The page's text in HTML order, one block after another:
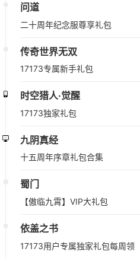
08/11周二
公测
新版本更新
问道
二十周年纪念服尊享礼包
传奇世界无双
17173专属新手礼包
时空猎人·觉醒
17173独家礼包
九阴真经
十五周年序章礼包合集
蜀门
【傲临九霄】VIP大礼包
依盖之书
17173用户专属独家礼包每周领